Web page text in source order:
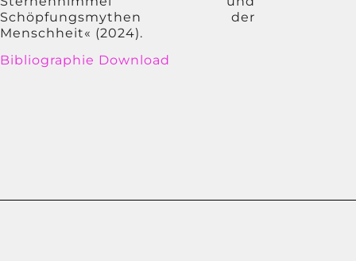
Schöpfungsmythen der
Menschheit« (2024).
Bibliographie Download